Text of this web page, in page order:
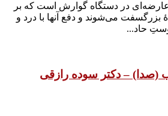
در دستگاه گوارش است که بر
بزرگسفت می‌شوند و دفع آنها با درد و
حاد...
(صدا) – دکتر سوده رازقی